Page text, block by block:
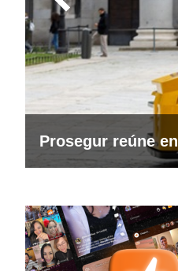
Prosegur reúne